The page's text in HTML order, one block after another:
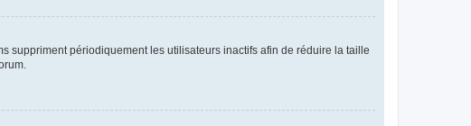
suppriment périodiquement les utilisateurs inactifs afin de réduire la taille